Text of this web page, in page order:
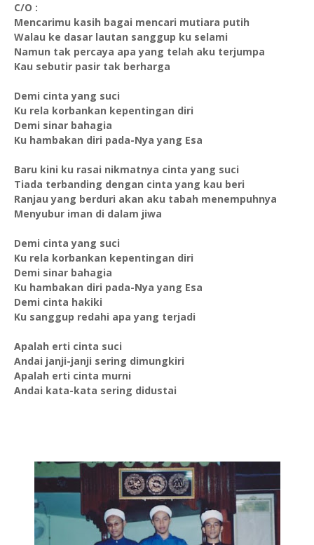
C/O :
Mencarimu kasih bagai mencari mutiara putih
Walau ke dasar lautan sanggup ku selami
Namun tak percaya apa yang telah aku terjumpa
Kau sebutir pasir tak berharga
Demi cinta yang suci
Ku rela korbankan kepentingan diri
Demi sinar bahagia
Ku hambakan diri pada-Nya yang Esa
Baru kini ku rasai nikmatnya cinta yang suci
Tiada terbanding dengan cinta yang kau beri
Ranjau yang berduri akan aku tabah menempuhnya
Menyubur iman di dalam jiwa
Demi cinta yang suci
Ku rela korbankan kepentingan diri
Demi sinar bahagia
Ku hambakan diri pada-Nya yang Esa
Demi cinta hakiki
Ku sanggup redahi apa yang terjadi
Apalah erti cinta suci
Andai janji-janji sering dimungkiri
Apalah erti cinta murni
Andai kata-kata sering didustai